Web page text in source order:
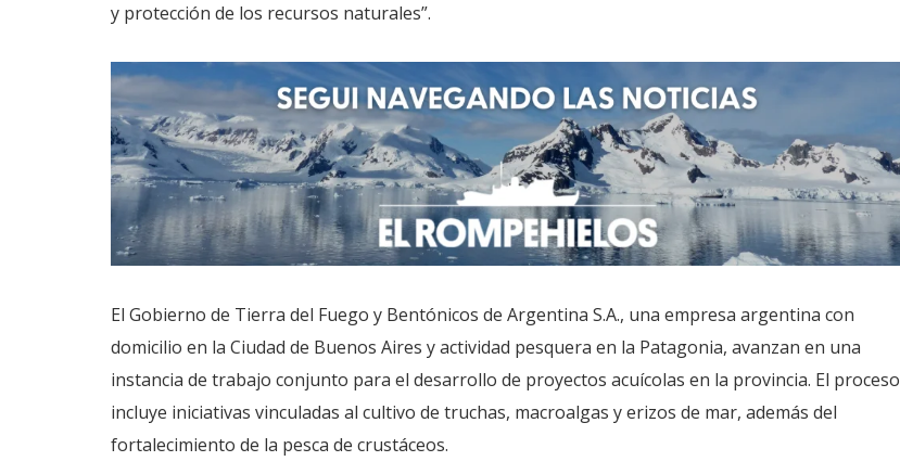
y protección de los recursos naturales”.
El Gobierno de Tierra del Fuego y Bentónicos de Argentina S.A., una empresa argentina con
domicilio en la Ciudad de Buenos Aires y actividad pesquera en la Patagonia, avanzan en una
instancia de trabajo conjunto para el desarrollo de proyectos acuícolas en la provincia. El proceso
incluye iniciativas vinculadas al cultivo de truchas, macroalgas y erizos de mar, además del
fortalecimiento de la pesca de crustáceos.